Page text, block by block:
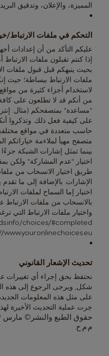
المميزة، والإعلان، وتدقيق
التحكم في ملفات الارتباط/
عليكم التأكد من أن إعدادات
إذا كنتم تقبلون ملفات
بحيث ينبهكم قبل قبول ملفات
ملفات الارتباط ببساطة؛ حيث
لاستخدام أجزاء كثيرة من مواقع
من أنكم قد لا تطلعون على
"مساعدة" بمتصفحكم (مثال:
على كيفية فعل ذلك. وتذكروا
حاسب متعددة في مواقع
متصفح مهيأ لملاءمة خياراتكم
بينما تمثل إشارات الشبكة
اختيار "عدم المشاركة" ولكن
طريق اختيار الانسحاب من
الإشارات. بالإضافة إلى ما
اختيار إما السماح لملفات
بالانسحاب من ملفات الارتباط
واختيار ملفات الارتباط التي
choices/#completed
www.youronlinechoices.eu/
تحديث الإشعار القانوني
نحتفظ بحق إجراء أي تغييرات
شكل, ويرجى الرجوع إلى هذه
على مثل هذه المعلومات
جرت عملية التحديث الأخيرة لهذا
م.م.ح.